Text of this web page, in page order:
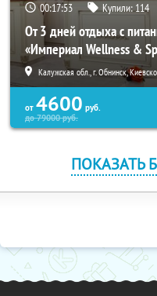
00:17:53 Купили:114
От 3 дней отдыха с
«Империал Wellness &
Калужская обл., г. Обнинск,
от 4600 руб.
до79000руб.
ПОКАЗАТЬ